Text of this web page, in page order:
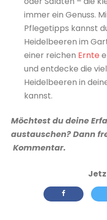
immer ein Genuss.
Pflegetipps kannst
Heidelbeeren im
einer reichen Ernte
und entdecke die
Heidelbeeren in
kannst.
Möchtest du deine
austauschen? Dann
Kommentar.